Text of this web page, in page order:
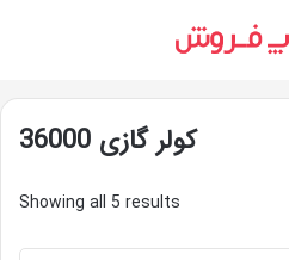
کولر گازی 36000
Showing all 5 results